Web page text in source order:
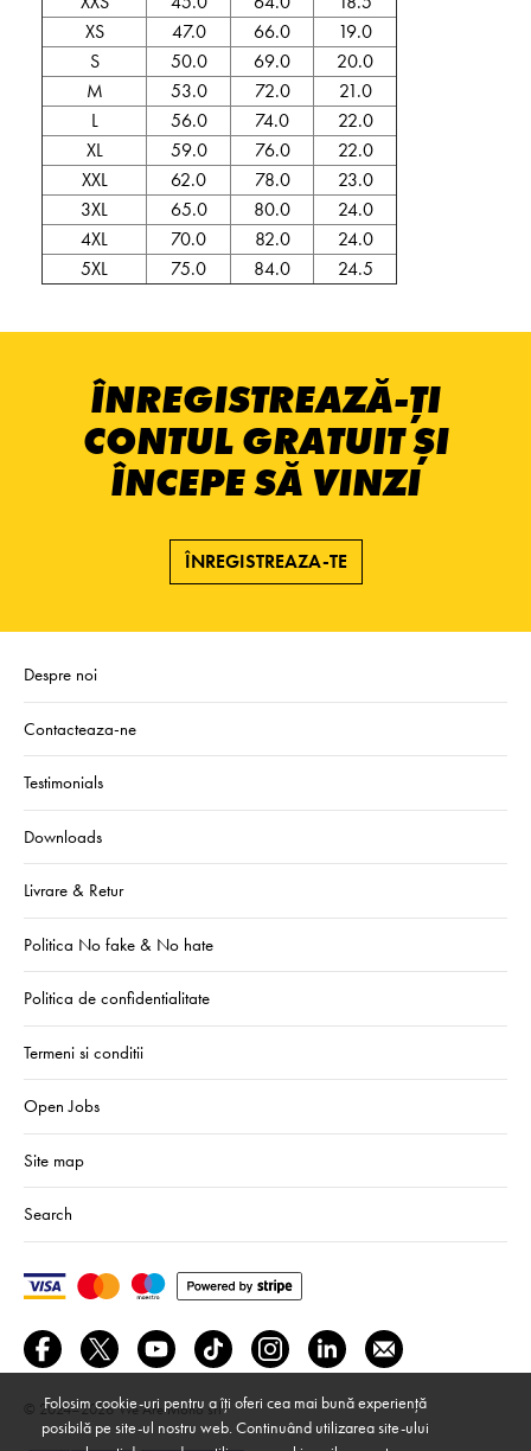
XS
47.0 66.0
19.0
S
50.0 69.0
20.0
M
53.0 72.0
21.0
L
56.0 74.0
22.0
XL
59.0 76.0
22.0
XXL
62.0 78.0
23.0
3XL
65.0 80.0
24.0
4XL
70.0 82.0
24.0
5XL
75.0 84.0 24.5
ÎNREGISTREAZĂ-ȚI
CONTUL GRATUIT ȘI
ÎNCEPE SĂ VINZI
ÎNREGISTREAZA-TE
Despre noi
Contacteaza-ne
Testimonials
Downloads
Livrare & Retur
Politica No fake & No hate
Politica de confidentialitate
Termeni si conditii
Open Jobs
Site map
Search
© 2024–2026 We Are Mono srl
Folosim cookie-uri pentru a îți oferi cea mai bună experiență
posibilă pe site-ul nostru web. Continuând utilizarea site-ului